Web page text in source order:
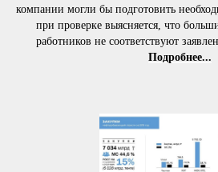
компании могли бы подготовить
при проверке выясняется, что
работников не соответствуют
Подробнее...